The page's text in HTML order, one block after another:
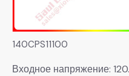
140CPS11100
Входное напряжение: